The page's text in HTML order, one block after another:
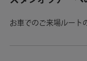
お車でのご来場ルート